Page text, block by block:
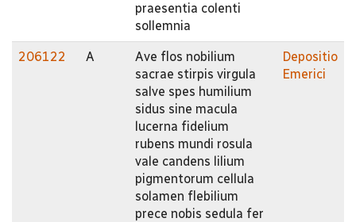
praesentia colenti
sollemnia
206122 A
Ave flos nobilium
sacrae stirpis virgula
salve spes humilium
sidus sine macula
lucerna fidelium
rubens mundi rosula
vale candens lilium
pigmentorum cellula
solamen flebilium
prece nobis sedula fer
Depositio
Emerici